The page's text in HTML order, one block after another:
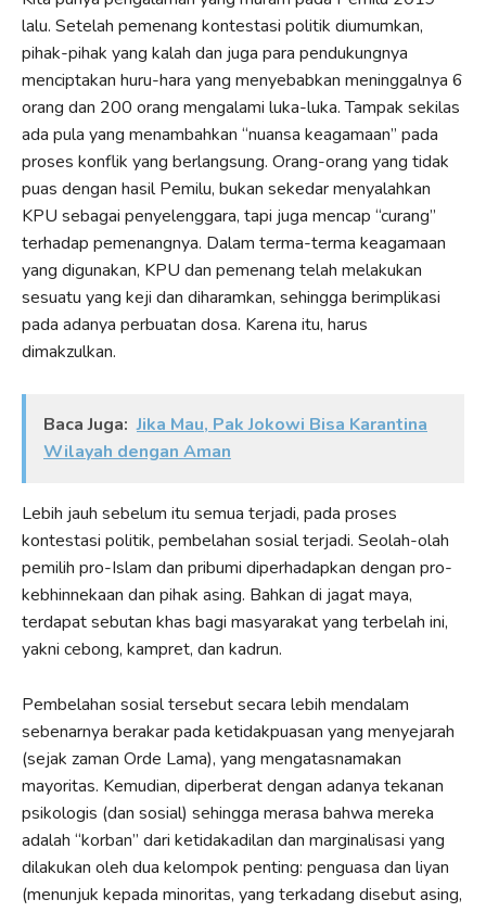
lalu. Setelah pemenang kontestasi politik diumumkan,
pihak-pihak yang kalah dan juga para pendukungnya
menciptakan huru-hara yang menyebabkan meninggalnya 6
orang dan 200 orang mengalami luka-luka. Tampak sekilas
ada pula yang menambahkan “nuansa keagamaan” pada
proses konflik yang berlangsung. Orang-orang yang tidak
puas dengan hasil Pemilu, bukan sekedar menyalahkan
KPU sebagai penyelenggara, tapi juga mencap “curang”
terhadap pemenangnya. Dalam terma-terma keagamaan
yang digunakan, KPU dan pemenang telah melakukan
sesuatu yang keji dan diharamkan, sehingga berimplikasi
pada adanya perbuatan dosa. Karena itu, harus
dimakzulkan.
Baca Juga: Jika Mau, Pak Jokowi Bisa Karantina
Wilayah dengan Aman
Lebih jauh sebelum itu semua terjadi, pada proses
kontestasi politik, pembelahan sosial terjadi. Seolah-olah
pemilih pro-Islam dan pribumi diperhadapkan dengan pro-
kebhinnekaan dan pihak asing. Bahkan di jagat maya,
terdapat sebutan khas bagi masyarakat yang terbelah ini,
yakni cebong, kampret, dan kadrun.
Pembelahan sosial tersebut secara lebih mendalam
sebenarnya berakar pada ketidakpuasan yang menyejarah
(sejak zaman Orde Lama), yang mengatasnamakan
mayoritas. Kemudian, diperberat dengan adanya tekanan
psikologis (dan sosial) sehingga merasa bahwa mereka
adalah “korban” dari ketidakadilan dan marginalisasi yang
dilakukan oleh dua kelompok penting: penguasa dan liyan
(menunjuk kepada minoritas, yang terkadang disebut asing,